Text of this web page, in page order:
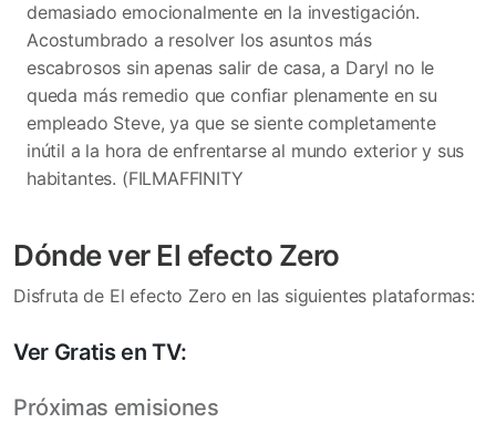
demasiado emocionalmente en la investigación.
Acostumbrado a resolver los asuntos más
escabrosos sin apenas salir de casa, a Daryl no le
queda más remedio que confiar plenamente en su
empleado Steve, ya que se siente completamente
inútil a la hora de enfrentarse al mundo exterior y sus
habitantes. (FILMAFFINITY
Dónde ver El efecto Zero
Disfruta de El efecto Zero en las siguientes plataformas:
Ver Gratis en TV:
Próximas emisiones